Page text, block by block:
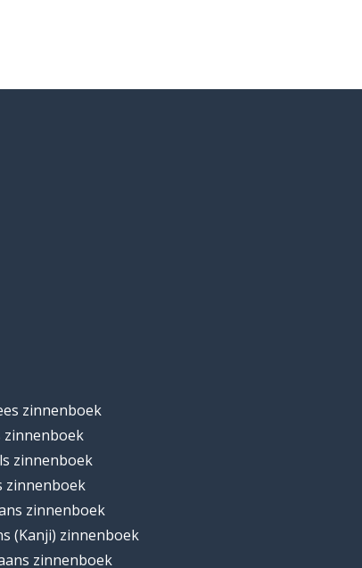
zinnenboek
zinnenboek
zinnenboek
zinnenboek
zinnenboek
(Kanji) zinnenboek
zinnenboek